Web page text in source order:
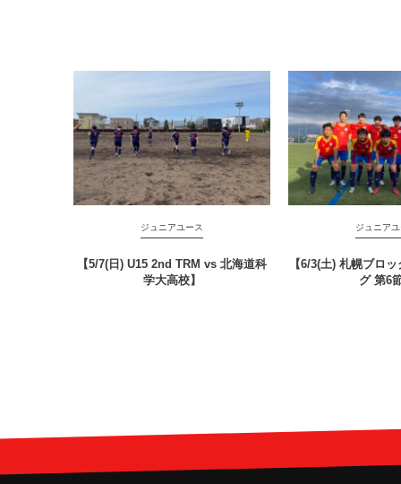
ジュニアユース
【5/7(日) U15 2nd TRM vs 北海道科
学大高校】
ジュニア
【6/3(土) 札幌ブロ
グ 第6